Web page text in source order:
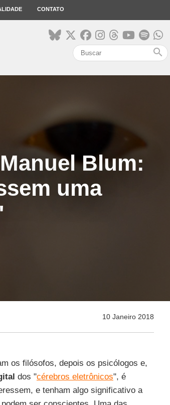
CONTATO
search
Blum:
uma
10 Janeiro 2018
os filósofos, depois os psicólogos e,
dos "cérebros eletrônicos", é
e tenham algo significativo a